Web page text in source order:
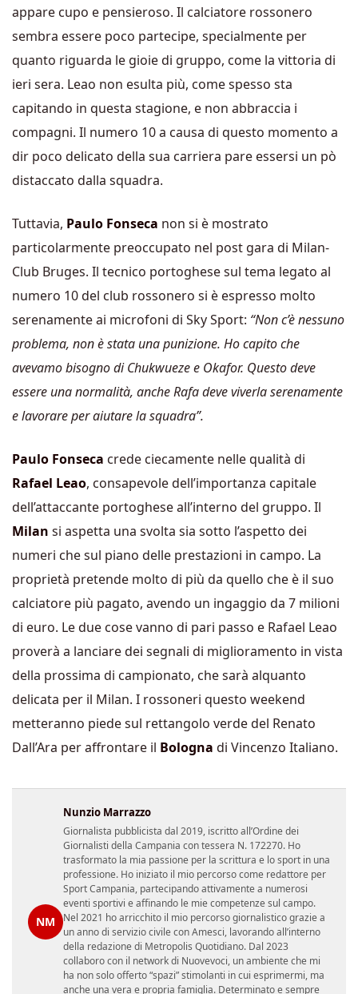
appare cupo e pensieroso. Il calciatore rossonero
sembra essere poco partecipe, specialmente per
quanto riguarda le gioie di gruppo, come la vittoria di
ieri sera. Leao non esulta più, come spesso sta
capitando in questa stagione, e non abbraccia i
compagni. Il numero 10 a causa di questo momento a
dir poco delicato della sua carriera pare essersi un pò
distaccato dalla squadra.
Tuttavia, Paulo Fonseca non si è mostrato
particolarmente preoccupato nel post gara di Milan-
Club Bruges. Il tecnico portoghese sul tema legato al
numero 10 del club rossonero si è espresso molto
serenamente ai microfoni di Sky Sport: “Non c’è nessuno
problema, non è stata una punizione. Ho capito che
avevamo bisogno di Chukwueze e Okafor. Questo deve
essere una normalità, anche Rafa deve viverla serenamente
e lavorare per aiutare la squadra”.
Paulo Fonseca crede ciecamente nelle qualità di
Rafael Leao, consapevole dell’importanza capitale
dell’attaccante portoghese all’interno del gruppo. Il
Milan si aspetta una svolta sia sotto l’aspetto dei
numeri che sul piano delle prestazioni in campo. La
proprietà pretende molto di più da quello che è il suo
calciatore più pagato, avendo un ingaggio da 7 milioni
di euro. Le due cose vanno di pari passo e Rafael Leao
proverà a lanciare dei segnali di miglioramento in vista
della prossima di campionato, che sarà alquanto
delicata per il Milan. I rossoneri questo weekend
metteranno piede sul rettangolo verde del Renato
Dall’Ara per affrontare il Bologna di Vincenzo Italiano.
NM
Nunzio Marrazzo
Giornalista pubblicista dal 2019, iscritto all’Ordine dei
Giornalisti della Campania con tessera N. 172270. Ho
trasformato la mia passione per la scrittura e lo sport in una
professione. Ho iniziato il mio percorso come redattore per
Sport Campania, partecipando attivamente a numerosi
eventi sportivi e affinando le mie competenze sul campo.
Nel 2021 ho arricchito il mio percorso giornalistico grazie a
un anno di servizio civile con Amesci, lavorando all’interno
della redazione di Metropolis Quotidiano. Dal 2023
collaboro con il network di Nuovevoci, un ambiente che mi
ha non solo offerto “spazi” stimolanti in cui esprimermi, ma
anche una vera e propria famiglia. Determinato e sempre